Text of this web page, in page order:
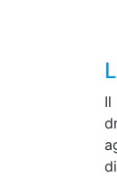
Il